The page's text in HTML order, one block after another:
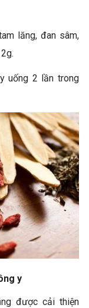
lăng, đan sâm,
uống 2 lần trong
y
được cải thiện